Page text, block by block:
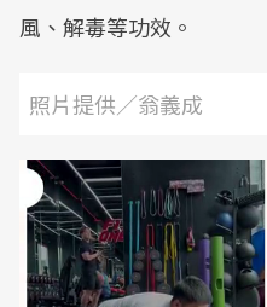
風、解毒等功效。
照片提供／翁義成